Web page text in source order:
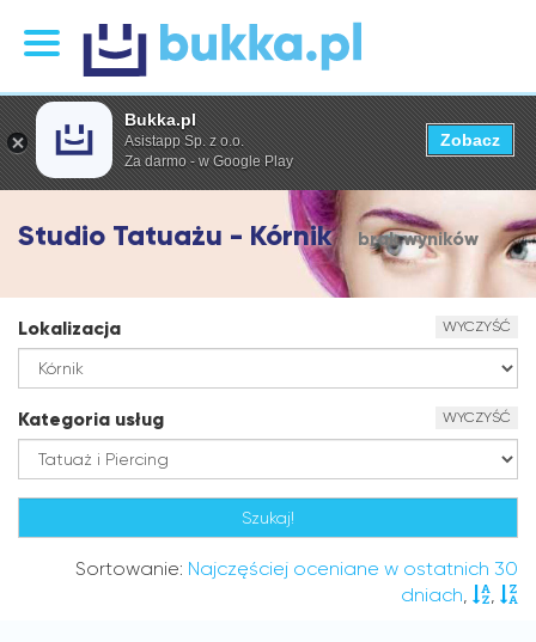
Studio Tatuażu - Kórnik brak wyników
Lokalizacja WYCZYŚĆ
Kategoria usług WYCZYŚĆ
Sortowanie: Najczęściej oceniane w ostatnich 30
dniach, ,
Bukka.pl
Asistapp Sp. z o.o.
Za darmo - w Google Play
Zobacz